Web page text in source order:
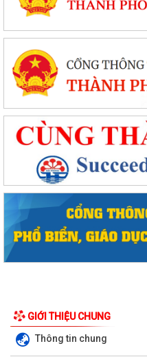
GIỚI THIỆU CHUNG
Thông tin chung